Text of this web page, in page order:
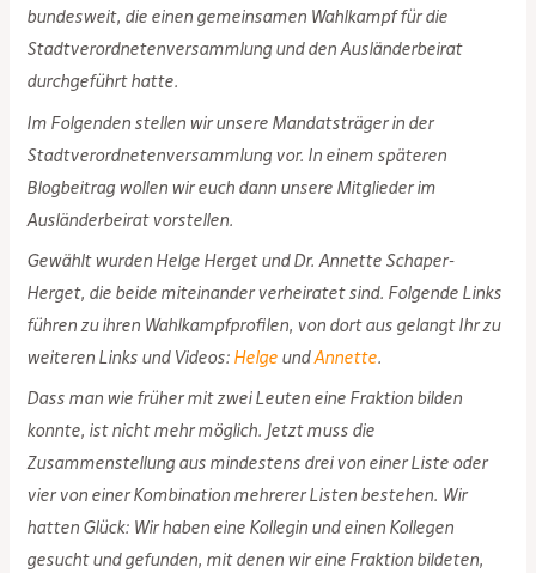
bundesweit, die einen gemeinsamen Wahlkampf für die
Stadtverordnetenversammlung und den Ausländerbeirat
durchgeführt hatte.
Im Folgenden stellen wir unsere Mandatsträger in der
Stadtverordnetenversammlung vor. In einem späteren
Blogbeitrag wollen wir euch dann unsere Mitglieder im
Ausländerbeirat vorstellen.
Gewählt wurden Helge Herget und Dr. Annette Schaper-
Herget, die beide miteinander verheiratet sind. Folgende Links
führen zu ihren Wahlkampfprofilen, von dort aus gelangt Ihr zu
weiteren Links und Videos: Helge undAnnette.
Dass man wie früher mit zwei Leuten eine Fraktion bilden
konnte, ist nicht mehr möglich. Jetzt muss die
Zusammenstellung aus mindestens drei von einer Liste oder
vier von einer Kombination mehrerer Listen bestehen. Wir
hatten Glück: Wir haben eine Kollegin und einen Kollegen
gesucht und gefunden, mit denen wir eine Fraktion bildeten,